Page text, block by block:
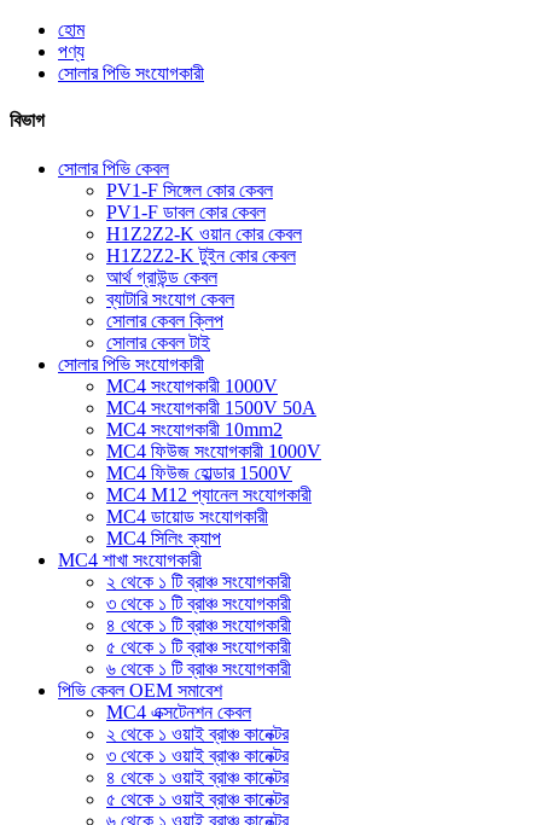
হোম
পণ্য
সোলার পিভি সংযোগকারী
বিভাগ
সোলার পিভি কেবল
PV1-F সিঙ্গেল কোর কেবল
PV1-F ডাবল কোর কেবল
H1Z2Z2-K ওয়ান কোর কেবল
H1Z2Z2-K টুইন কোর কেবল
আর্থ গ্রাউন্ড কেবল
ব্যাটারি সংযোগ কেবল
সোলার কেবল ক্লিপ
সোলার কেবল টাই
সোলার পিভি সংযোগকারী
MC4 সংযোগকারী 1000V
MC4 সংযোগকারী 1500V 50A
MC4 সংযোগকারী 10mm2
MC4 ফিউজ সংযোগকারী 1000V
MC4 ফিউজ হোল্ডার 1500V
MC4 M12 প্যানেল সংযোগকারী
MC4 ডায়োড সংযোগকারী
MC4 সিলিং ক্যাপ
MC4 শাখা সংযোগকারী
২ থেকে ১ টি ব্রাঞ্চ সংযোগকারী
৩ থেকে ১ টি ব্রাঞ্চ সংযোগকারী
৪ থেকে ১ টি ব্রাঞ্চ সংযোগকারী
৫ থেকে ১ টি ব্রাঞ্চ সংযোগকারী
৬ থেকে ১ টি ব্রাঞ্চ সংযোগকারী
পিভি কেবল OEM সমাবেশ
MC4 এক্সটেনশন কেবল
২ থেকে ১ ওয়াই ব্রাঞ্চ কানেক্টর
৩ থেকে ১ ওয়াই ব্রাঞ্চ কানেক্টর
৪ থেকে ১ ওয়াই ব্রাঞ্চ কানেক্টর
৫ থেকে ১ ওয়াই ব্রাঞ্চ কানেক্টর
৬ থেকে ১ ওয়াই ব্রাঞ্চ কানেক্টর